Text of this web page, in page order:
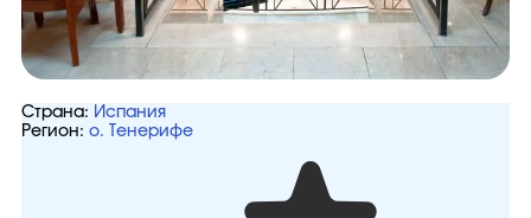
Страна: Испания
Регион: о. Тенерифе